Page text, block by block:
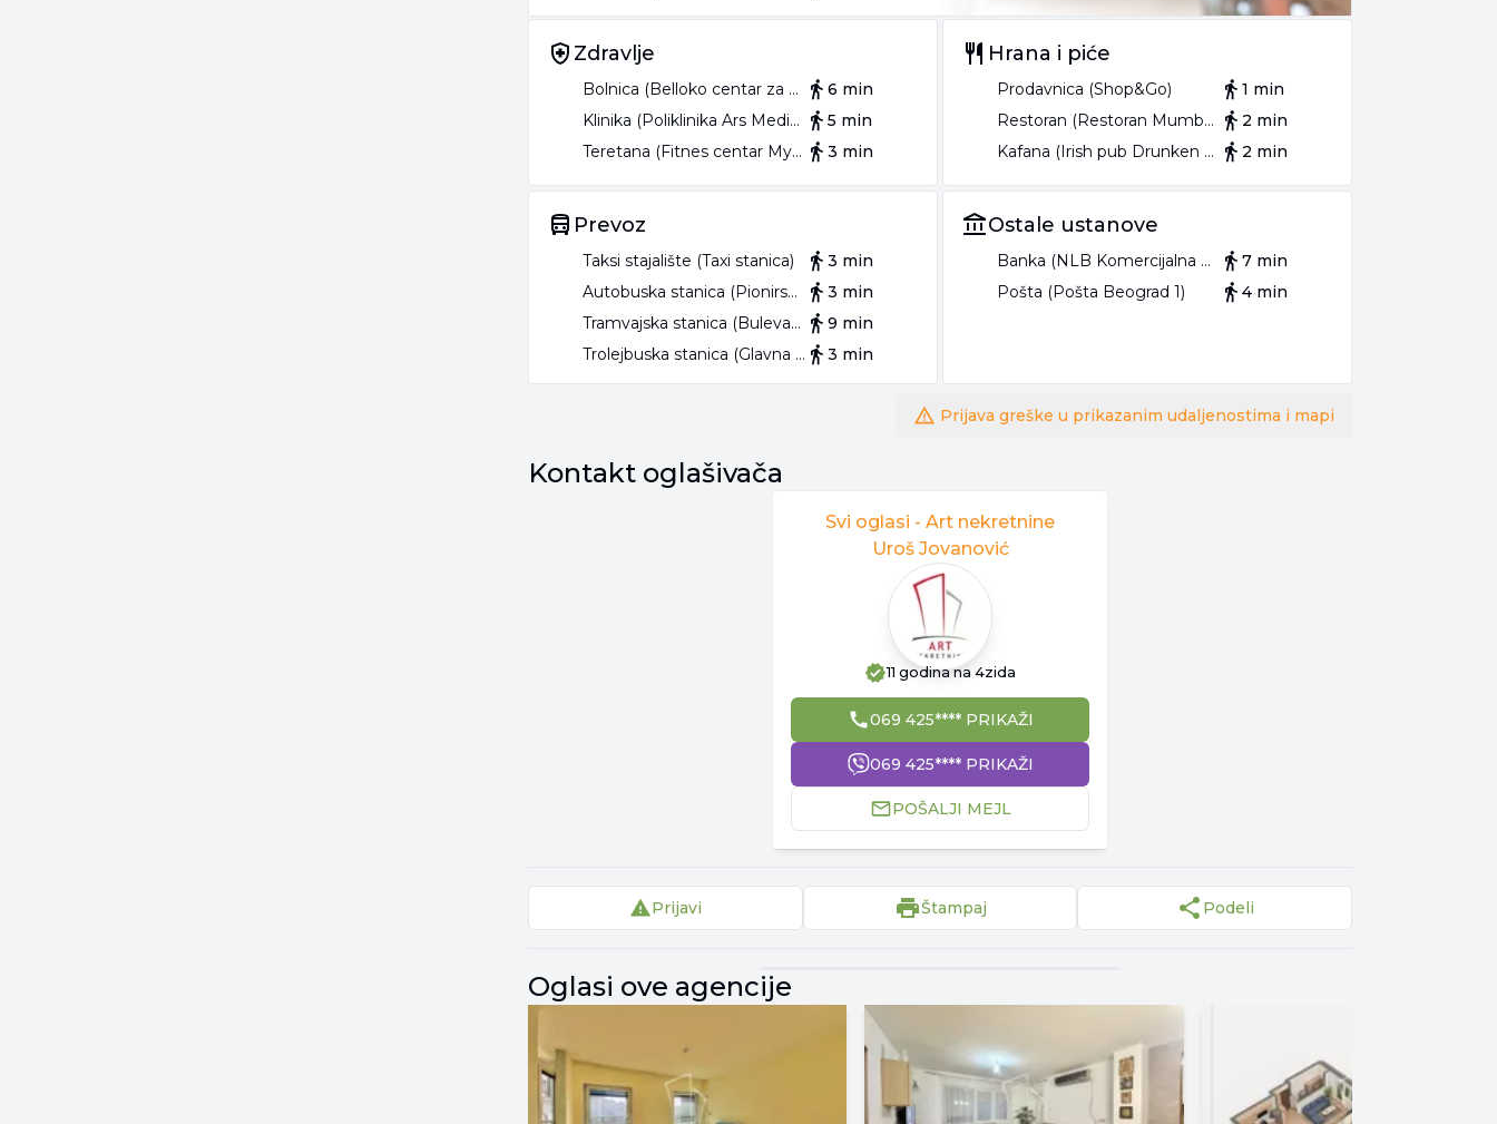
Zdravlje
Bolnica (Belloko centar za oftalmologiju i estetiku)
6 min
Klinika (Poliklinika Ars Medica)
5 min
Teretana (Fitnes centar My place)
3 min
Hrana i piće
Prodavnica (Shop&Go)
1 min
Restoran (Restoran Mumbai)
2 min
Kafana (Irish pub Drunken Ducks)
2 min
Prevoz
Taksi stajalište (Taxi stanica)
3 min
Autobuska stanica (Pionirski Park)
3 min
Tramvajska stanica (Bulevar Despota Stefana)
9 min
Trolejbuska stanica (Glavna Pošta)
3 min
Ostale ustanove
Banka (NLB Komercijalna banka)
7 min
Pošta (Pošta Beograd 1)
4 min
Prijava greške u prikazanim udaljenostima i mapi
Kontakt oglašivača
Svi oglasi - Art nekretnine
Uroš Jovanović
11 godinana 4zida
069 425**** PRIKAŽI
069 425**** PRIKAŽI
POŠALJI MEJL
Prijavi Štampaj Podeli
Oglasi ove agencije